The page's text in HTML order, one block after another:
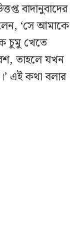
বাদানুবাদের
‘সে আমাকে
চুমু খেতে
তাহলে যখন
এই কথা বলার